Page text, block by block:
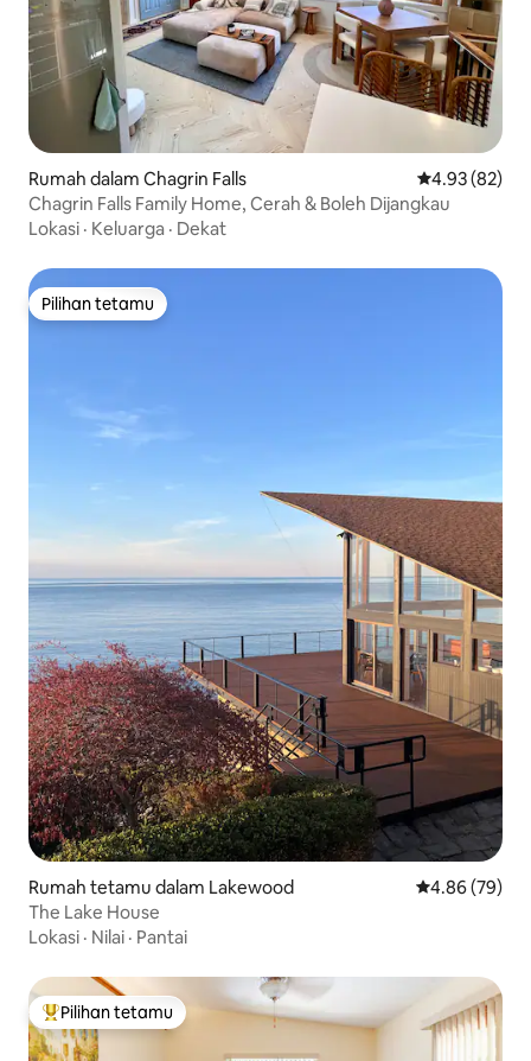
Rumah dalam Chagrin Falls Penarafan
4.93 (82)
Chagrin Falls Family Home, Cerah & Boleh Dijangkau
Lokasi · Keluarga · Dekat
Pilihan tetamu
Pilihan tetamu
Rumah tetamu dalam Lakewood Penarafan
4.86 (79)
The Lake House
Lokasi · Nilai · Pantai
Pilihan utama tetamu
Pilihan tetamu